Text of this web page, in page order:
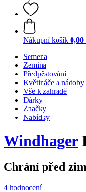
Nákupní košík 0,00
Semena
Zemina
Předpěstování
Květináče a nádoby
Vše k zahradě
Dárky
Značky
Nabídky
Windhager
Chrání před
4 hodnocení